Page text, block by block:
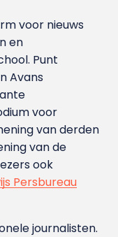
voor nieuws
en
Punt
Avans
voor
van derden
van de
ook
Persbureau
journalisten.